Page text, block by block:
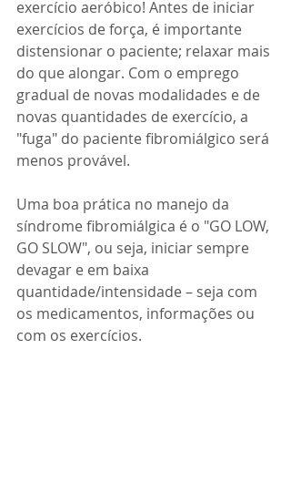
exercício aeróbico! Antes de iniciar
exercícios de força, é importante
distensionar o paciente; relaxar mais
do que alongar. Com o emprego
gradual de novas modalidades e de
novas quantidades de exercício, a
"fuga" do paciente fibromiálgico será
menos provável.
Uma boa prática no manejo da
síndrome fibromiálgica é o "GO LOW,
GO SLOW", ou seja, iniciar sempre
devagar e em baixa
quantidade/intensidade – seja com
os medicamentos, informações ou
com os exercícios.